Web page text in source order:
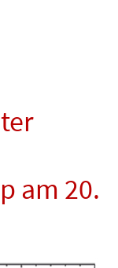
am 20.